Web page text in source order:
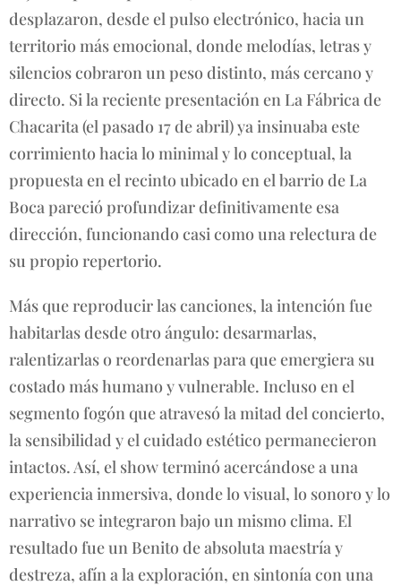
desplazaron, desde el pulso electrónico, hacia un
territorio más emocional, donde melodías, letras y
silencios cobraron un peso distinto, más cercano y
directo. Si la reciente presentación en La Fábrica de
Chacarita (el pasado 17 de abril) ya insinuaba este
corrimiento hacia lo minimal y lo conceptual, la
propuesta en el recinto ubicado en el barrio de La
Boca pareció profundizar definitivamente esa
dirección, funcionando casi como una relectura de
su propio repertorio.
Más que reproducir las canciones, la intención fue
habitarlas desde otro ángulo: desarmarlas,
ralentizarlas o reordenarlas para que emergiera su
costado más humano y vulnerable. Incluso en el
segmento fogón que atravesó la mitad del concierto,
la sensibilidad y el cuidado estético permanecieron
intactos. Así, el show terminó acercándose a una
experiencia inmersiva, donde lo visual, lo sonoro y lo
narrativo se integraron bajo un mismo clima. El
resultado fue un Benito de absoluta maestría y
destreza, afín a la exploración, en sintonía con una